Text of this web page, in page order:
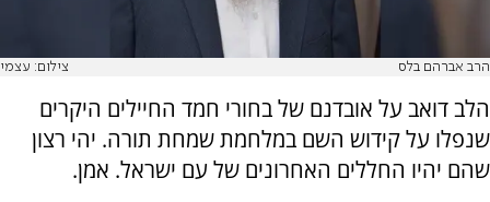
הרב אברהם בלס צילום: עצמי
הלב דואב על אובדנם של בחורי חמד החיילים היקרים
שנפלו על קידוש השם במלחמת שמחת תורה. יהי רצון
שהם יהיו החללים האחרונים של עם ישראל. אמן.